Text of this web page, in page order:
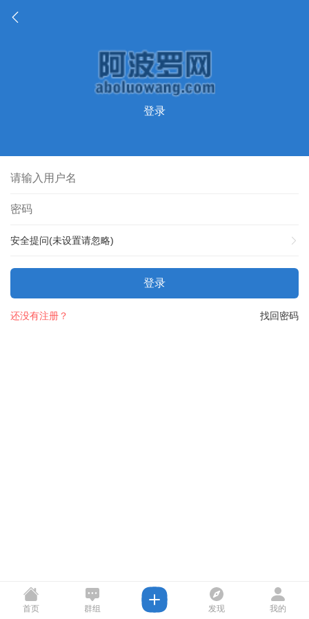
登录
安全提问(未设置请忽略)
登录
找回密码
还没有注册？
首页 群组 发现 我的